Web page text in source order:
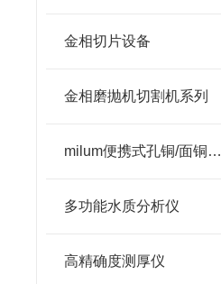
金相切片设备
金相磨抛机切割机系列
milum便携式孔铜/面铜测厚仪
多功能水质分析仪
高精确度测厚仪